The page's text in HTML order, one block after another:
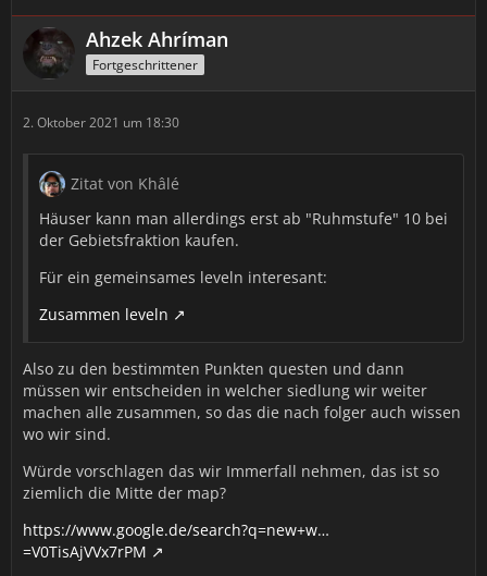
dazu ein, auch in allen Gebieten und Städten zu leveln.
Doch das ist ein Fehler.
Wie macht ihr es besser?
erstes eigenes Haus hin und levelt auch dort mit Hilfe
der Siedlungs-Quests und dem Fraktionsboard.
Ein fester Hauptsitz bringt nämlich gleich mehrere
Vorteile:
Ihr sammelt erstmal nur für ein Gebiet Ruf und
schaltet so bessere Boni frei
Ihr lagert eure Gegenstände und Materialien an
einem Ort und nicht in verschiedenen Städten ein
und vergesst sie dann
Am besten eignen sich für die persönlichen
Hauptstädte die Städte Immerfall und Windkreis. Sie
liegen zentral und so könnt ihr von dort aus die Welt
erkunden. Allerdings ist es auch hilfreich, eine
Hauptstadt zu wählen, die zu eurer Fraktion gehört.
4. Ihr kauft kein Haus
Ahzek Ahríman
Fortgeschrittener
2. Oktober 2021 um 18:30
Zitat von Khâlé
Häuser kann man allerdings erst ab "Ruhmstufe" 10 bei
der Gebietsfraktion kaufen.
Für ein gemeinsames leveln interesant:
Zusammen leveln
Also zu den bestimmten Punkten questen und dann
müssen wir entscheiden in welcher siedlung wir weiter
machen alle zusammen, so das die nach folger auch wissen
wo wir sind.
Würde vorschlagen das wir Immerfall nehmen, das ist so
ziemlich die Mitte der map?
https://www.google.de/search?q=new+w…
=V0TisAjVVx7rPM